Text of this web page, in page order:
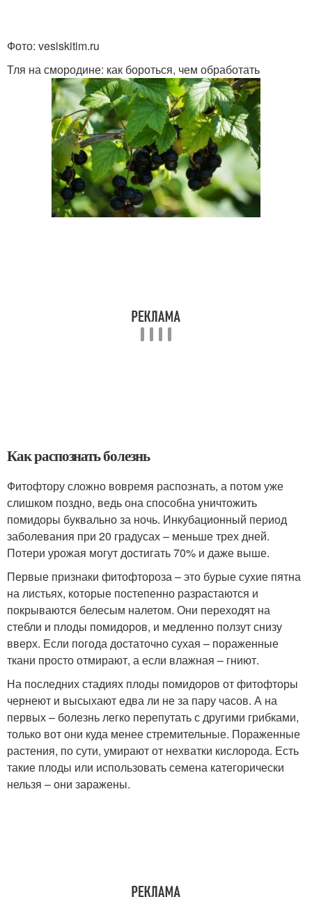
Фото: vesiskitim.ru
Тля на смородине: как бороться, чем обработать
Как распознать болезнь
Фитофтору сложно вовремя распознать, а потом уже
слишком поздно, ведь она способна уничтожить
помидоры буквально за ночь. Инкубационный период
заболевания при 20 градусах – меньше трех дней.
Потери урожая могут достигать 70% и даже выше.
Первые признаки фитофтороза – это бурые сухие пятна
на листьях, которые постепенно разрастаются и
покрываются белесым налетом. Они переходят на
стебли и плоды помидоров, и медленно ползут снизу
вверх. Если погода достаточно сухая – пораженные
ткани просто отмирают, а если влажная – гниют.
На последних стадиях плоды помидоров от фитофторы
чернеют и высыхают едва ли не за пару часов. А на
первых – болезнь легко перепутать с другими грибками,
только вот они куда менее стремительные. Пораженные
растения, по сути, умирают от нехватки кислорода. Есть
такие плоды или использовать семена категорически
нельзя – они заражены.